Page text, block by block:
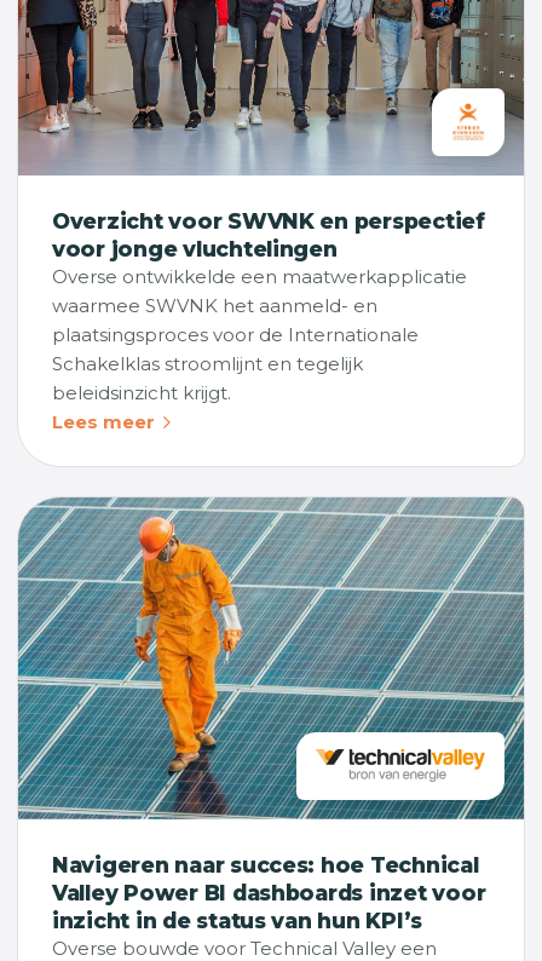
Overzicht voor SWVNK en perspectief
voor jonge vluchtelingen
Overse ontwikkelde een maatwerkapplicatie
waarmee SWVNK het aanmeld- en
plaatsingsproces voor de Internationale
Schakelklas stroomlijnt en tegelijk
beleidsinzicht krijgt.
Lees meer
Navigeren naar succes: hoe Technical
Valley Power BI dashboards inzet voor
inzicht in de status van hun KPI’s
Overse bouwde voor Technical Valley een